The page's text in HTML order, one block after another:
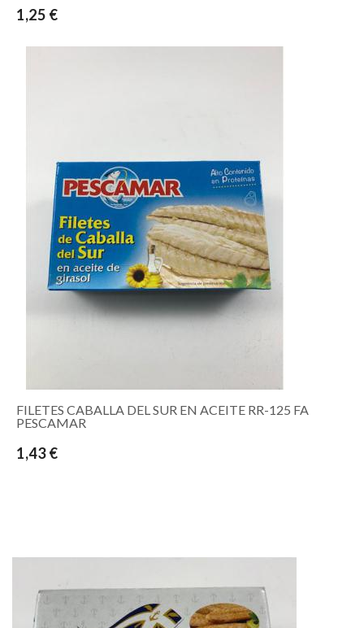
1,25 €
FILETES CABALLA DEL SUR EN ACEITE RR-125 FA
PESCAMAR
1,43 €